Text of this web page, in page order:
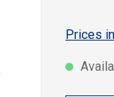
Prices